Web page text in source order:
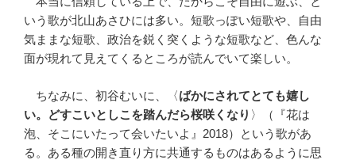
いう歌が北山あさひには多い。短歌っぽい短歌や、自由
気ままな短歌、政治を鋭く突くような短歌など、色んな
面が現れて見えてくるところが読んでいて楽しい。
ちなみに、初谷むいに、〈ばかにされてとても嬉し
い。どすこいとしこを踏んだら桜咲くなり 〉（『花は
泡、そこにいたって会いたいよ』2018）という歌があ
る。ある種の開き直り方に共通するものはあるように思